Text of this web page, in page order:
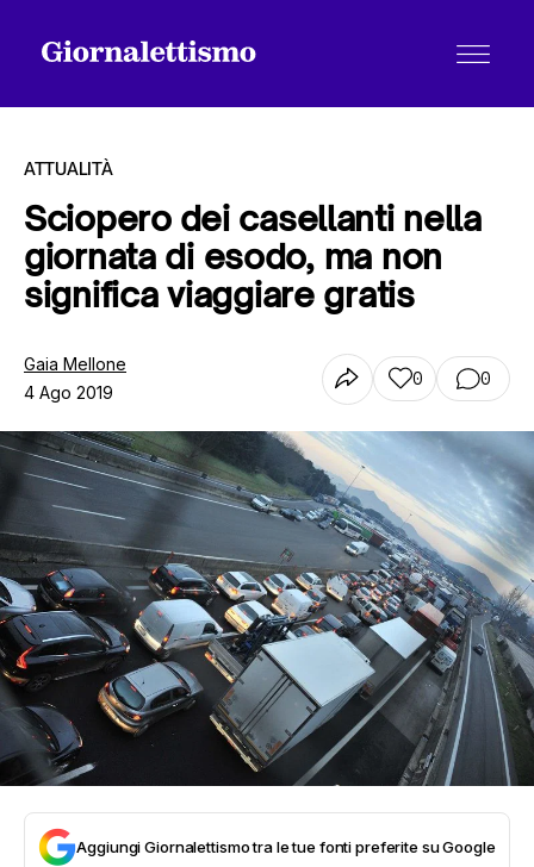
Tutti gli articoli
Chi siamo
Contatti
ATTUALITÀ
Sciopero dei casellanti nella
giornata di esodo, ma non
significa viaggiare gratis
Gaia Mellone
4 Ago 2019
0 0
Aggiungi Giornalettismo tra le tue fonti preferite su Google